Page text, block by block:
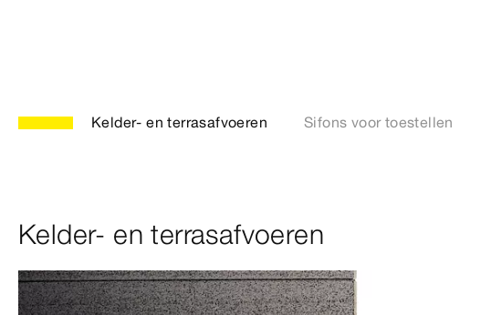
Kelder- en terrasafvoeren Sifons voor toestellen
Kelder- en terrasafvoeren